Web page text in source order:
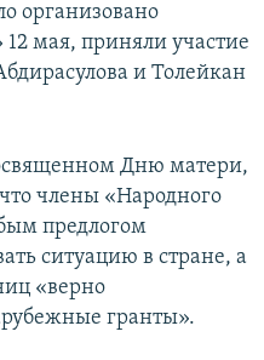
организовано
мая, приняли участие
и Толейкан
Дню матери,
члены «Народного
предлогом
ситуацию в стране, а
«верно
гранты».